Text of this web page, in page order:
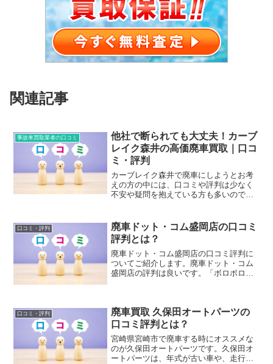
関連記事
事故車買取業者の口コミ
他社で断られても大丈夫！カーブ
レイク森井の高価廃車買取｜口コ
ミ・評判
カーブレイク森井で廃車にしようとお考
えの方の中には、口コミや評判は少なく
不安や疑問を抱えている方も多いのでは
や特徴や強み、実際にカーブレイク森井
を利用したユーザーの口コミ評判をイン
ターネットにて情報収集しまとめました
のでご紹介します。
口コミ・評判
廃車ドット・コム盛岡店の口コミ
評判とは？
廃車ドット・コム盛岡店の口コミ評判に
ついてご紹介します。廃車ドット・コム
盛岡店の評判は良いです。「ボロボロの
用や廃車手続き代行費用が無料だった」
など手間なく簡単に買取りをしてくれた
口コミが多いです。
口コミ・評判
廃車買取 久保田オートパーツの
口コミ評判とは？
宮崎県宮崎市で廃車する時にオススメな
のが久保田オートパーツです。久保田オ
ートパーツは、年式が古い車や、走行距